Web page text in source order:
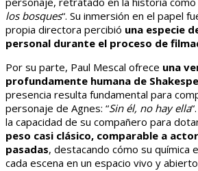
los bosques“. Su inmersión en el papel
propia directora percibió una especie
personal durante el proceso de
Por su parte, Paul Mescal ofrece una
profundamente humana de
presencia resulta fundamental para
personaje de Agnes: “Sin él, no hay ella
la capacidad de su compañero para
peso casi clásico, comparable a
pasadas, destacando cómo su química
cada escena en un espacio vivo y